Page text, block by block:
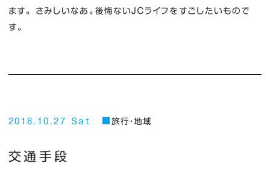
ます。 さみしいなあ。後悔ないＪＣライフをすごしたいもので
す。
2018.10.27 Sat 旅行・地域
交通手段